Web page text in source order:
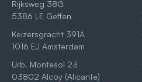
Rijksweg 38G
5386 LE Geffen
Keizersgracht 391A
1016 EJ Amsterdam
Urb. Montesol 23
03802 Alcoy (Alicante)